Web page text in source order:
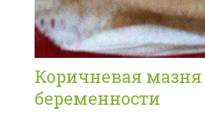
Коричневая мазня
беременности